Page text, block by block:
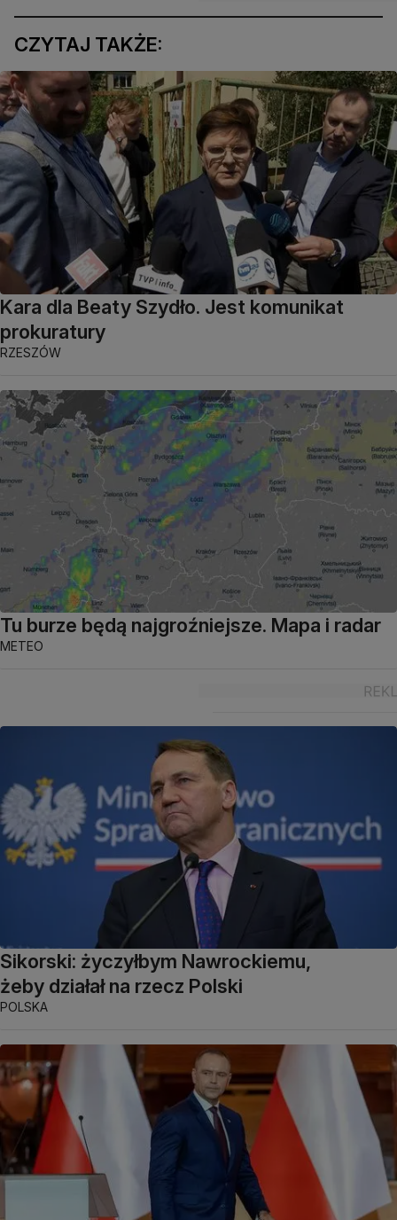
CZYTAJ TAKŻE:
Kara dla Beaty Szydło. Jest komunikat
prokuratury
RZESZÓW
Tu burze będą najgroźniejsze. Mapa i radar
METEO
Sikorski: życzyłbym Nawrockiemu,
żeby działał na rzecz Polski
POLSKA